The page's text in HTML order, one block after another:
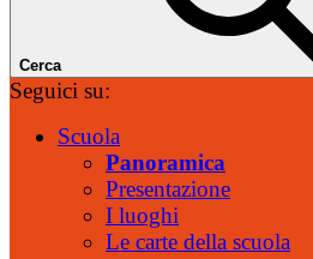
Cerca
Seguici su:
Scuola
Panoramica
Presentazione
I luoghi
Le carte della scuola